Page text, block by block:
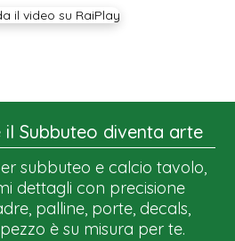
il Subbuteo diventa arte
subbuteo e calcio tavolo,
dettagli con precisione
palline, porte, decals,
è su misura per te.